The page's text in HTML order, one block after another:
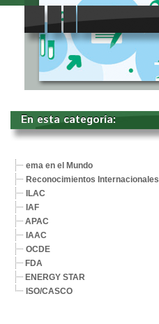
En esta categoría:
ema en el Mundo
Reconocimientos Internacionales
ILAC
IAF
APAC
IAAC
OCDE
FDA
ENERGY STAR
ISO/CASCO